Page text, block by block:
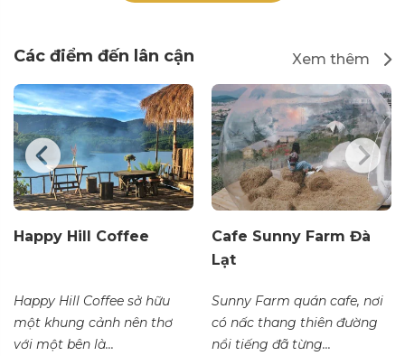
Các điểm đến lân cận Xem thêm
Happy Hill Coffee
Happy Hill Coffee sở hữu
một khung cảnh nên thơ
với một bên là...
Cafe Sunny Farm Đà
Lạt
Sunny Farm quán cafe, nơi
có nấc thang thiên đường
nổi tiếng đã từng...